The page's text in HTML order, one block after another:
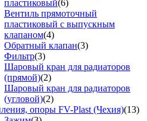
пластиковый(6)
Вентиль прямоточный
пластиковый с выпускным
клапаном(4)
Обратный клапан(3)
Фильтр(3)
Шаровый кран для радиаторов
(прямой)(2)
Шаровый кран для радиаторов
(угловой)(2)
опоры FV-Plast (Чехия)(13)